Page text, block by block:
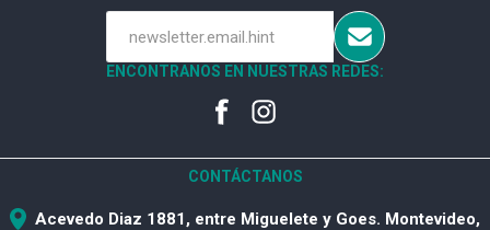
ENCONTRANOS EN NUESTRAS REDES:
CONTÁCTANOS
Acevedo Diaz 1881, entre Miguelete y Goes. Montevideo,